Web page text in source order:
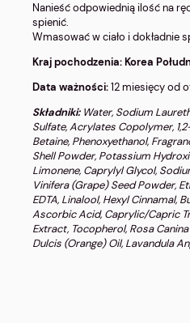
Nanieść odpowiednią ilość na
spienić.
Wmasować w ciało i dokładnie
Kraj pochodzenia: Korea
Data ważności:12 miesięcy od
Składniki: Water, Sodium
Sulfate, Acrylates Copolymer,
Betaine, Phenoxyethanol,
Shell Powder, Potassium
Limonene, Caprylyl Glycol,
Vinifera (Grape) Seed Powder,
EDTA, Linalool, Hexyl Cinnamal,
Ascorbic Acid, Caprylic/Capric
Extract, Tocopherol, Rosa
Dulcis (Orange) Oil, Lavandula